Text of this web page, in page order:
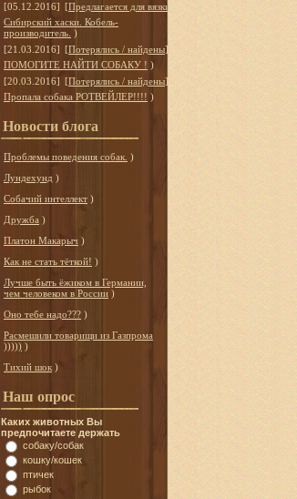
[05.12.2016] [Предлагается для вязки
Сибирский хаски. Кобель-
производитель. )
[21.03.2016] [Потерялись / найдены]
ПОМОГИТЕ НАЙТИ СОБАКУ ! )
[20.03.2016] [Потерялись / найдены]
Пропала собака РОТВЕЙЛЕР!!!! )
Новости блога
Проблемы поведения собак. )
Лундехунд )
Собачий интеллект )
Дружба )
Платон Макарыч )
Как не стать тёткой! )
Лучше быть ёжиком в Германии,
чем человеком в России )
Оно тебе надо??? )
Расмешили товарищи из Газпрома
))))) )
Тихий шок )
Наш опрос
Каких животных Вы
предпочитаете держать
собаку/собак
кошку/кошек
птичек
рыбок